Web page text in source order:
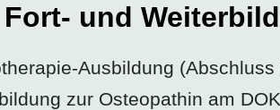
und
Ausbildung
zur Osteopathin am DOK